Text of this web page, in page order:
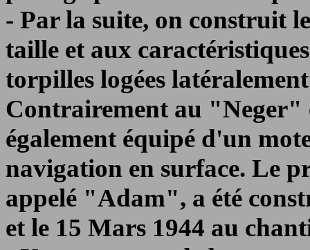
- Par la suite, on construit
taille et aux
torpilles logées
Contrairement au
également équipé d'un
navigation en surface. Le
appelé "Adam", a été
et le 15 Mars 1944 au